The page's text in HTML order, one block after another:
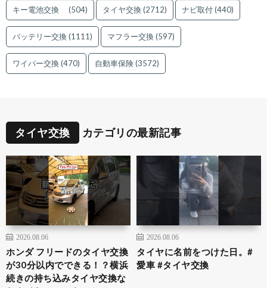
キー電池交換 (504) タイヤ交換(2712) ナビ取付(440)
バッテリー交換(1111) マフラー交換(597)
ワイパー交換(470) 自動車保険(3572)
タイヤ交換 カテゴリの最新記事
2026.08.06
ホンダ フリードのタイヤ交換
が30分以内でできる！？横浜
続きの持ち込みタイヤ交換な
2026.08.06
タイヤに名前をつけた日。#
愛車 #タイヤ交換